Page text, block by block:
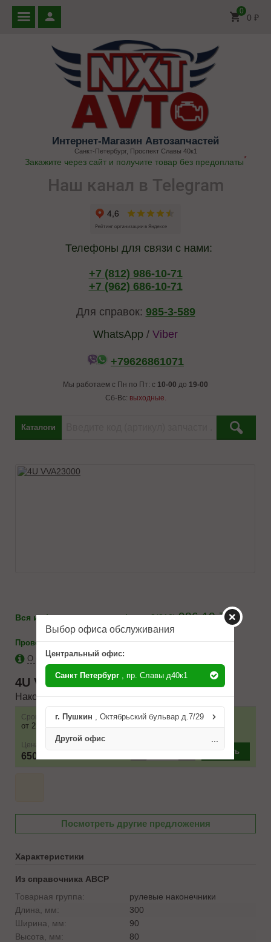
0
0 ₽
Интернет-Магазин Автозапчастей
Санкт-Петербург, Проспект Славы 40к1
Закажите через сайт и получите товар без предоплаты*
Наш канал в Telegram
Телефоны для связи с нами:
+7 (812) 986-10-71
+7 (962) 686-10-71
Для справок: 985-3-589
WhatsApp / Viber
+79626861071
Мы работаем с Пн по Пт: с 10-00 до 19-00
Сб-Вс: выходные.
Каталоги
Вся информация по телефону:8(812)986-10-71
Проверить на применимость
О бренде 4U
4U VVA23000
Наконечник рулевой тяги
Срок
от 2 до 3 дней
Наличие Условие поставки
Цена
650 ₽ Купить
Посмотреть другие предложения
Характеристики
Из справочника ABCP
Товарная группа:
рулевые наконечники
Длина, мм:
300
Ширина, мм:
90
Высота, мм:
80
Выбор офиса обслуживания
Центральный офис:
Санкт Петербург , пр. Славы д40к1
г. Пушкин , Октябрьский бульвар д.7/29
Другой офис